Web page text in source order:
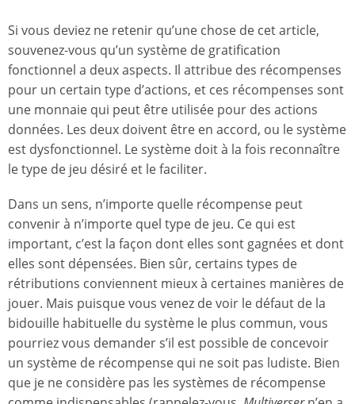
Si vous deviez ne retenir qu’une chose de cet article,
souvenez-vous qu’un système de gratification
fonctionnel a deux aspects. Il attribue des récompenses
pour un certain type d’actions, et ces récompenses sont
une monnaie qui peut être utilisée pour des actions
données. Les deux doivent être en accord, ou le système
est dysfonctionnel. Le système doit à la fois reconnaître
le type de jeu désiré et le faciliter.
Dans un sens, n’importe quelle récompense peut
convenir à n’importe quel type de jeu. Ce qui est
important, c’est la façon dont elles sont gagnées et dont
elles sont dépensées. Bien sûr, certains types de
rétributions conviennent mieux à certaines manières de
jouer. Mais puisque vous venez de voir le défaut de la
bidouille habituelle du système le plus commun, vous
pourriez vous demander s’il est possible de concevoir
un système de récompense qui ne soit pas ludiste. Bien
que je ne considère pas les systèmes de récompense